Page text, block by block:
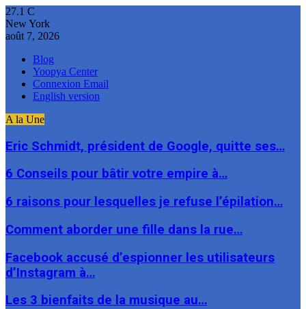
27.1 C
New York
août 7, 2026
Blog
Yoopya Center
Connexion Email
English version
A la Une
Eric Schmidt, président de Google, quitte ses…
6 Conseils pour bâtir votre empire à…
6 raisons pour lesquelles je refuse l’épilation…
Comment aborder une fille dans la rue…
Facebook accusé d’espionner les utilisateurs
d’Instagram à…
Les 3 bienfaits de la musique au…